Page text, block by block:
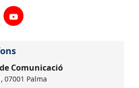
Comunicació
07001 Palma